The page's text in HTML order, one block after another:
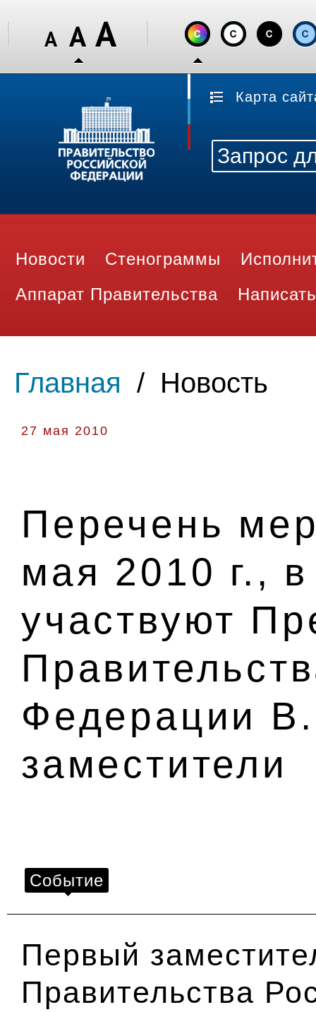
Карта
Новости Стенограммы
Аппарат Правительства
Главная / Новость
27 мая 2010
Перечень
мая 2010 г.,
участвуют
Федерации
заместители
Событие
Первый
Правительства